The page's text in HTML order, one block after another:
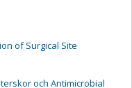
of Surgical Site
och Antimicrobial